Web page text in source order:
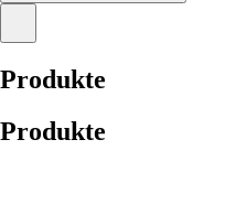
Produkte
Produkte